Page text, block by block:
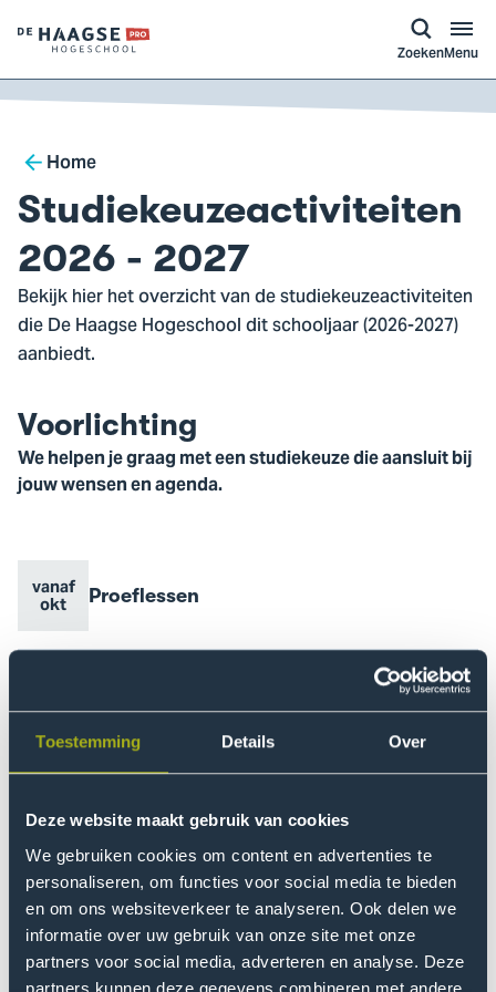
Toestemming Details Over
Deze website maakt gebruik van cookies
We gebruiken cookies om content en advertenties te
personaliseren, om functies voor social media te bieden
en om ons websiteverkeer te analyseren. Ook delen we
informatie over uw gebruik van onze site met onze
partners voor social media, adverteren en analyse. Deze
partners kunnen deze gegevens combineren met andere
Logo
van
De
Hogeschool,
ga
naar
de
homepagina
ZoekenMenu
Breadcrumb
Home
Studiekeuzeactiviteiten
2026 - 2027
Bekijk hier het overzicht van de studiekeuzeactiviteiten
die De Haagse Hogeschool dit schooljaar (2026-2027)
aanbiedt.
Voorlichting
We helpen je graag met een studiekeuze die aansluit bij
jouw wensen en agenda.
Evenement
vanaf
okt
Evenement
Proeflessen
Go
Evenement
datum
okt Evenement
naam
Go
Voorlichtingssessie
Evenement
datum
nov Evenement
naam
Voorlichtingssessie
Go
to
Voorlichtingssessie
eventEvenement
datum
26
jan Evenement
naam
Voorlichtingssessie
Go
to